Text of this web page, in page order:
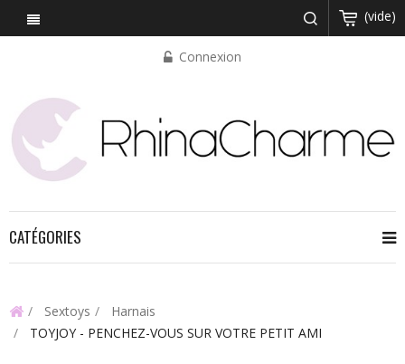
(vide)
Connexion
CATÉGORIES
Sextoys
Harnais
TOYJOY - PENCHEZ-VOUS SUR VOTRE PETIT AMI